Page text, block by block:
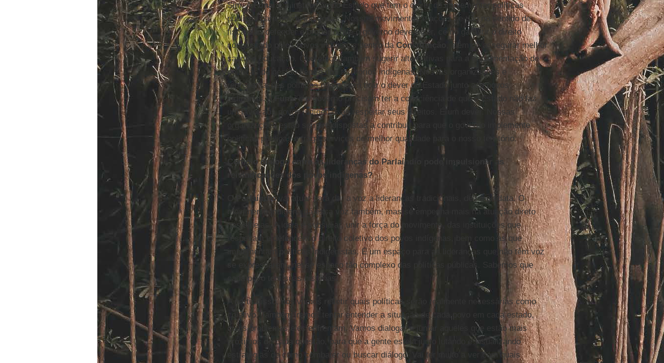
Sim. AFunai é a instituição do Estado que tem o dever de implementar políticas
públicas para povos indígenas. Nossos movimentos e ações se dão no sentido de
fiscalizar, defender e propor o que o governo deve fazer, como garantir o direito
conquistado pelos povos indígenas dentro daConstituição
, além de assegurar melhor
saúde e educação. Queremos também sugerir alternativas para a implementação de
políticas de gestão dentro dos territórios indígenas. Nossas organizações e
representações políticas não podem tirar o dever do Estado junto aos povos
indígenas. A
Funaie o governo precisam ter a consciência de que o Estado não faz
um favor aos povos indígenas ao respeitar seus direitos. É um dever. Nossas
organizações estão sempre dispostas a contribuir para que o governo implemente
políticas públicas e traga serviços de melhor qualidade para o nosso território.
Como o diálogo entre as lideranças do Parlaíndio pode impulsionar as
reivindicações dos povos indígenas?
Parlaíndiovai atuar para dar a voz a lideranças tradicionais, de longa data. O
movimento indígena dá essa voz também, mas se empenha mais na atuação direto
nas aldeias. A ideia é subsidiar, unir a força do movimento, das instituições que
respeitam e defendem o direito coletivo dos povos indígenas, bem como as que
implementam políticas indigenistas. É um espaço para as lideranças que não têm voz
se expressarem, nesse espaço tão complexo das políticas públicas. Sabemos que
cada povo tem suas histórias.
A partir disso, nós vamos refletir quais políticas serão realmente necessárias como
coletivo. Também iremos tentar entender a situação de cada povo em cada estado,
quais problemas eles enfrentam. Vamos dialogar e juntar aqueles que estão mais
próximos de cada questão, para que a gente esteja junto lutando e visualizando
estratégias de como combater ou buscar diálogo. Vai ter muito a ver com quais